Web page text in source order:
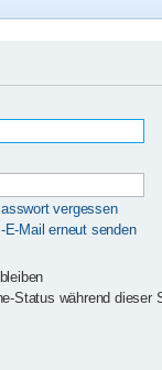
vergessen
E-Mail erneut senden
Status während dieser